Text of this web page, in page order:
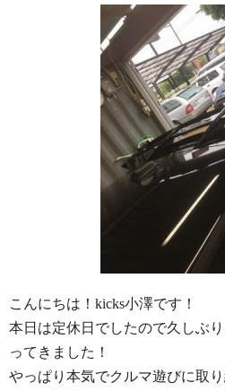
こんにちは！kicks小澤です！
本日は定休日でしたので久しぶ
ってきました！
やっぱり本気でクルマ遊びに取